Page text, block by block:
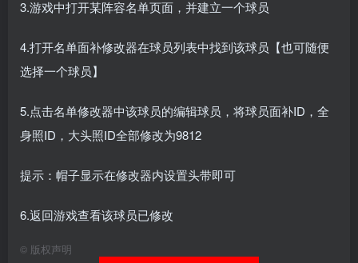
3.游戏中打开某阵容名单页面，并建立一个球员
4.打开名单面补修改器在球员列表中找到该球员【也可随便
选择一个球员】
5.点击名单修改器中该球员的编辑球员，将球员面补ID，全
身照ID，大头照ID全部修改为9812
提示：帽子显示在修改器内设置头带即可
6.返回游戏查看该球员已修改
© 版权声明